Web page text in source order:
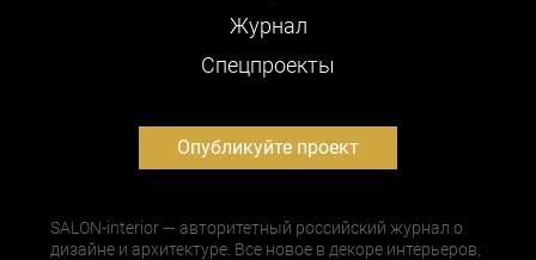
Журнал
Cпецпроекты
Опубликуйте проект
SALON-interior — авторитетный российский журнал о
дизайне и архитектуре. Все новое в декоре интерьеров,